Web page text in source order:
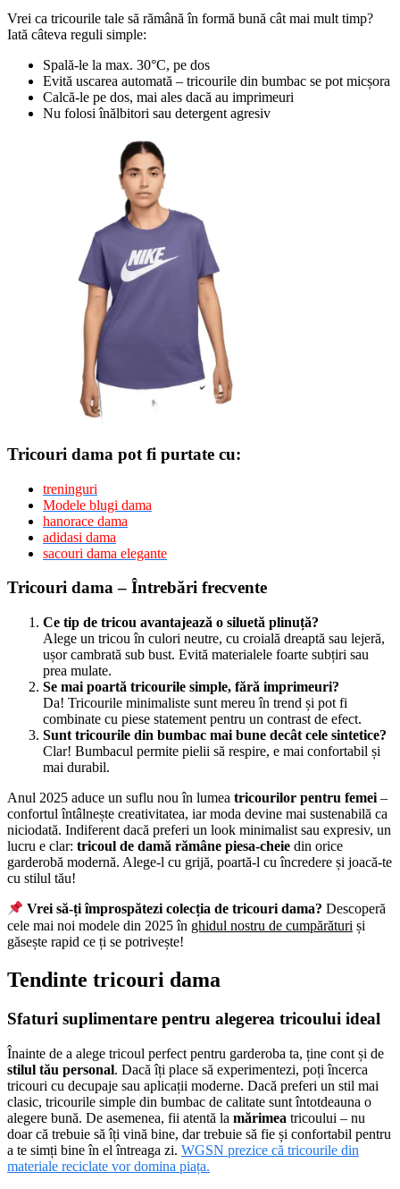
Vrei ca tricourile tale să rămână în formă bună cât mai mult timp?
Iată câteva reguli simple:
Spală-le la max. 30°C, pe dos
Evită uscarea automată – tricourile din bumbac se pot micșora
Calcă-le pe dos, mai ales dacă au imprimeuri
Nu folosi înălbitori sau detergent agresiv
Tricouri dama pot fi purtate cu:
treninguri
Modele blugi dama
hanorace dama
adidasi dama
sacouri dama elegante
Tricouri dama – Întrebări frecvente
Ce tip de tricou avantajează o siluetă plinuță?
Alege un tricou în culori neutre, cu croială dreaptă sau lejeră,
ușor cambrată sub bust. Evită materialele foarte subțiri sau
prea mulate.
Se mai poartă tricourile simple, fără imprimeuri?
Da! Tricourile minimaliste sunt mereu în trend și pot fi
combinate cu piese statement pentru un contrast de efect.
Sunt tricourile din bumbac mai bune decât cele sintetice?
Clar! Bumbacul permite pielii să respire, e mai confortabil și
mai durabil.
Anul 2025 aduce un suflu nou în lumea tricourilor pentru femei –
confortul întâlnește creativitatea, iar moda devine mai sustenabilă ca
niciodată. Indiferent dacă preferi un look minimalist sau expresiv, un
lucru e clar: tricoul de damă rămâne piesa-cheie din orice
garderobă modernă. Alege-l cu grijă, poartă-l cu încredere și joacă-te
cu stilul tău!
Vrei să-ți împrospătezi colecția de tricouri dama? Descoperă
cele mai noi modele din 2025 în ghidul nostru de cumpărături și
găsește rapid ce ți se potrivește!
Tendinte tricouri dama
Sfaturi suplimentare pentru alegerea tricoului ideal
Înainte de a alege tricoul perfect pentru garderoba ta, ține cont și de
stilul tău personal. Dacă îți place să experimentezi, poți încerca
tricouri cu decupaje sau aplicații moderne. Dacă preferi un stil mai
clasic, tricourile simple din bumbac de calitate sunt întotdeauna o
alegere bună. De asemenea, fii atentă la mărimea tricoului – nu
doar că trebuie să îți vină bine, dar trebuie să fie și confortabil pentru
a te simți bine în el întreaga zi. WGSN prezice că tricourile din
materiale reciclate vor domina piața.